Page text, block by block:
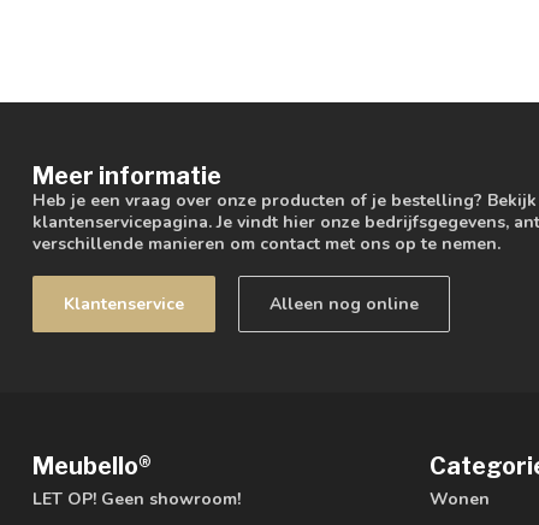
Meer informatie
Heb je een vraag over onze producten of je bestelling?
klantenservicepagina. Je vindt hier onze bedrijfsgegevens,
verschillende manieren om contact met ons op te nemen.
Klantenservice Alleen nog online
Meubello®
LET OP! Geen showroom! Wonen